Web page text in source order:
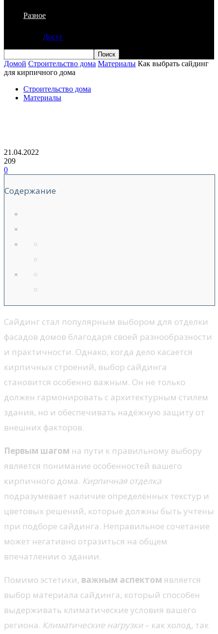
Разное
Досуг
Домой Строительство дома Материалы Как выбрать сайдинг
для кирпичного дома
Строительство дома
Материалы
21.04.2022
209
0
Содержание
Сайдинг стал популярным выбором для отделки
фасадов домов благодаря своей разнообразности
и практичности. Однако, когда дело касается
кирпичных строений, выбор сайдинга
становится особенно важным. Он не только
должен гармонировать с архитектурным стилем
здания, но и обеспечивать надёжную защиту от
внешних факторов.
Первым шагом на пути к правильному выбору
является понимание особенностей вашего
кирпичного дома. Кирпичная отделка
подразумевает наличие определённых текстур и
цветовых решений, которые должны быть учтены
при подборе сайдинга. Неправильное сочетание
может негативно отразиться на общем
впечатлении о здании.
Помимо эстетики, важным аспектом является
выбор материала сайдинга, который способен
выдерживать климатические условия вашего
региона. Климатические нагрузки – как холод, так